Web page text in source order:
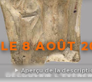
Aperçu de la
LE 8 AOÛT
DÉCOUVRIR